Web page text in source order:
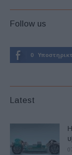
Follow us
0
Latest